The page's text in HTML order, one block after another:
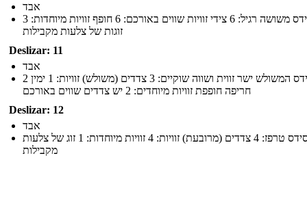
אבד
שם: סידס משושה רגיל: 6 צידי זוויות שווים באורכם: 6 חופף זוויות מיוחדות: 3
זוגות של צלעות מקבילות
Deslizar: 11
אבד
שם: סידס המשולש ישר זווית ושווה שוקיים: 3 צדדים (משולש) זוויות: 1 ימין 2
חריפה חופפת זוויות מיוחדים: 2 יש צדדים שווים באורכם
Deslizar: 12
אבד
שם: סידס טרפז: 4 צדדים (מרובעת) זוויות: 4 זוויות מיוחדות: 1 זוג של צלעות
מקבילות